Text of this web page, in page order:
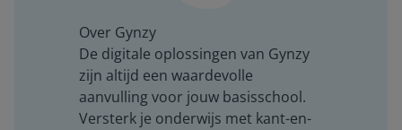
Over Gynzy
De digitale oplossingen van Gynzy
zijn altijd een waardevolle
aanvulling voor jouw basisschool.
Versterk je onderwijs met kant-en-